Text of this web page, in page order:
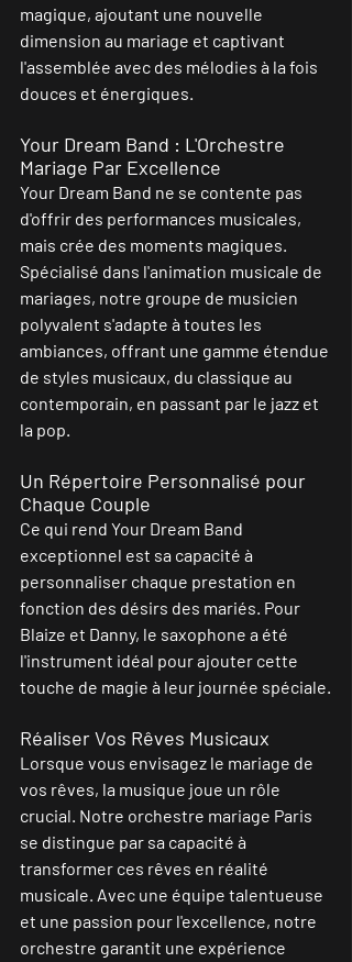
magique, ajoutant une nouvelle
dimension au mariage et captivant
l'assemblée avec des mélodies à la fois
douces et énergiques.
Your Dream Band : L'Orchestre
Mariage Par Excellence
Your Dream Band ne se contente pas
d'offrir des performances musicales,
mais crée des moments magiques.
Spécialisé dans l'animation musicale de
mariages, notre groupe de musicien
polyvalent s'adapte à toutes les
ambiances, offrant une gamme étendue
de styles musicaux, du classique au
contemporain, en passant par le jazz et
la pop.
Un Répertoire Personnalisé pour
Chaque Couple
Ce qui rend Your Dream Band
exceptionnel est sa capacité à
personnaliser chaque prestation en
fonction des désirs des mariés. Pour
Blaize et Danny, le saxophone a été
l'instrument idéal pour ajouter cette
touche de magie à leur journée spéciale.
Réaliser Vos Rêves Musicaux
Lorsque vous envisagez le mariage de
vos rêves, la musique joue un rôle
crucial. Notre orchestre mariage Paris
se distingue par sa capacité à
transformer ces rêves en réalité
musicale. Avec une équipe talentueuse
et une passion pour l'excellence, notre
orchestre garantit une expérience